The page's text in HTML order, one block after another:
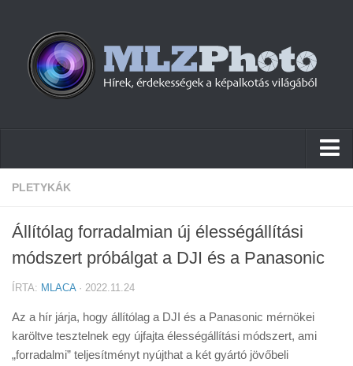
Hírek
Cikkek
Tudástár
Tanácsok
PLETYKÁK
Állítólag forradalmian új élességállítási
módszert próbálgat a DJI és a Panasonic
ÍRTA: MLACA· 2022.11.24
Az a hír járja, hogy állítólag a DJI és a Panasonic mérnökei
karöltve tesztelnek egy újfajta élességállítási módszert, ami
„forradalmi” teljesítményt nyújthat a két gyártó jövőbeli